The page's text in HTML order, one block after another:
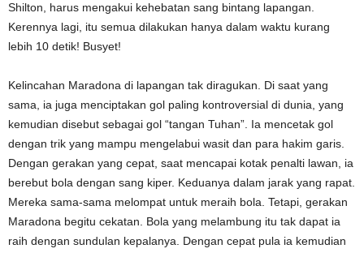
Shilton, harus mengakui kehebatan sang bintang lapangan.
Kerennya lagi, itu semua dilakukan hanya dalam waktu kurang
lebih 10 detik! Busyet!
Kelincahan Maradona di lapangan tak diragukan. Di saat yang
sama, ia juga menciptakan gol paling kontroversial di dunia, yang
kemudian disebut sebagai gol “tangan Tuhan”. Ia mencetak gol
dengan trik yang mampu mengelabui wasit dan para hakim garis.
Dengan gerakan yang cepat, saat mencapai kotak penalti lawan, ia
berebut bola dengan sang kiper. Keduanya dalam jarak yang rapat.
Mereka sama-sama melompat untuk meraih bola. Tetapi, gerakan
Maradona begitu cekatan. Bola yang melambung itu tak dapat ia
raih dengan sundulan kepalanya. Dengan cepat pula ia kemudian